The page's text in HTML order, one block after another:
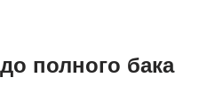
полного бака